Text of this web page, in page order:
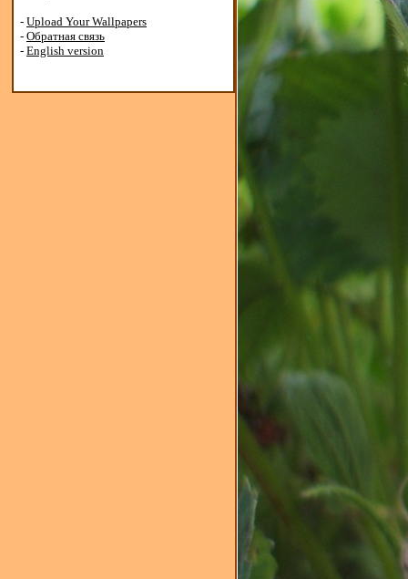
- Upload Your Wallpapers
- Обратная связь
- English version